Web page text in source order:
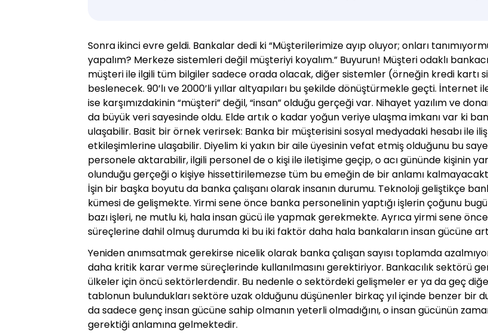
Sonra ikinci evre geldi. Bankalar dedi ki “Müşterilerimize ayıp oluyor; onları
yapalım? Merkeze sistemleri değil müşteriyi koyalım.” Buyurun! Müşteri odaklı
müşteri ile ilgili tüm bilgiler sadece orada olacak, diğer sistemler (örneğin kredi kartı
beslenecek. 90’lı ve 2000’li yıllar altyapıları bu şekilde dönüştürmekle geçti. İnternet
ise karşımızdakinin “müşteri” değil, “insan” olduğu gerçeği var. Nihayet yazılım ve
da büyük veri sayesinde oldu. Elde artık o kadar yoğun veriye ulaşma imkanı var ki
ulaşabilir. Basit bir örnek verirsek: Banka bir müşterisini sosyal medyadaki hesabı ile
etkileşimlerine ulaşabilir. Diyelim ki yakın bir aile üyesinin vefat etmiş olduğunu bu
personele aktarabilir, ilgili personel de o kişi ile iletişime geçip, o acı gününde kişinin
olunduğu gerçeği o kişiye hissettirilemezse tüm bu emeğin de bir anlamı
İşin bir başka boyutu da banka çalışanı olarak insanın durumu. Teknoloji geliştikçe
kümesi de gelişmekte. Yirmi sene önce banka personelinin yaptığı işlerin çoğunu
bazı işleri, ne mutlu ki, hala insan gücü ile yapmak gerekmekte. Ayrıca yirmi sene
süreçlerine dahil olmuş durumda ki bu iki faktör daha hala bankaların insan gücüne
Yeniden anımsatmak gerekirse nicelik olarak banka çalışan sayısı toplamda
daha kritik karar verme süreçlerinde kullanılmasını gerektiriyor. Bankacılık sektörü
ülkeler için öncü sektörlerdendir. Bu nedenle o sektördeki gelişmeler er ya da geç
tablonun bulundukları sektöre uzak olduğunu düşünenler birkaç yıl içinde benzer bir
da sadece genç insan gücüne sahip olmanın yeterli olmadığını, o insan gücünün
gerektiği anlamına gelmektedir.